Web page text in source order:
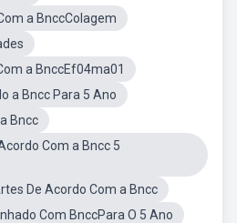
a BnccColagem
a BnccEf04ma01
a Bncc Para 5 Ano
Bncc
Com a Bncc 5
De Acordo Com a Bncc
Com BnccPara O 5 Ano